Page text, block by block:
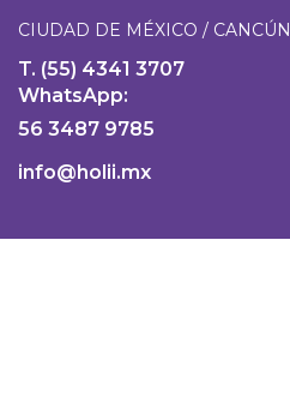
CIUDAD DE MÉXICO / CANCÚN
T. (55) 4341 3707
WhatsApp:
56 3487 9785
info@holii.mx